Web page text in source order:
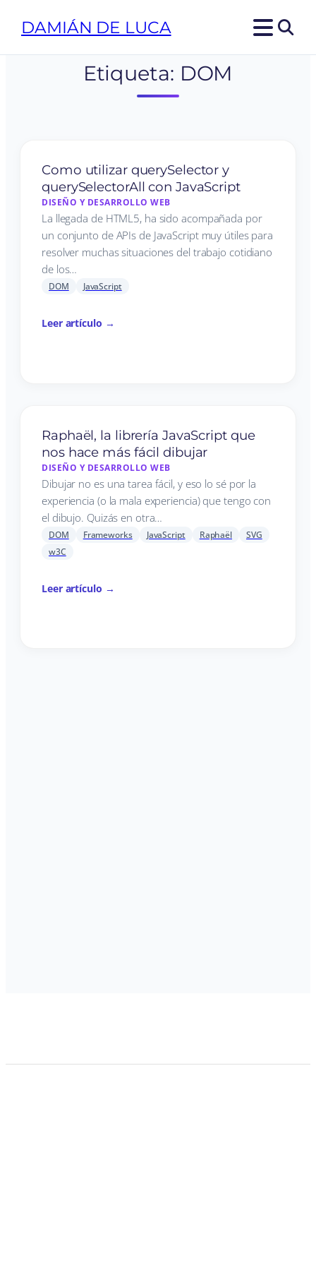
DAMIÁN DE LUCA
Etiqueta: DOM
Como utilizar querySelector y
querySelectorAll con JavaScript
DISEÑO Y DESARROLLO WEB
La llegada de HTML5, ha sido acompañada por
un conjunto de APIs de JavaScript muy útiles para
resolver muchas situaciones del trabajo cotidiano
de los…
DOM JavaScript
Leer artículo →
Raphaël, la librería JavaScript que
nos hace más fácil dibujar
DISEÑO Y DESARROLLO WEB
Dibujar no es una tarea fácil, y eso lo sé por la
experiencia (o la mala experiencia) que tengo con
el dibujo. Quizás en otra…
DOM Frameworks JavaScript Raphaël
SVG
w3C
Leer artículo →